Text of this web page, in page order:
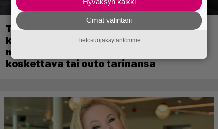
Tulevassa ajopelissä voi kokea
kyytipalveluyrittäjän arjen – jokaisella
matkustajalla on oma hulvaton,
koskettava tai outo tarinansa
Hyväksyn kaikki
Omat valintani
Tietosuojakäytäntömme